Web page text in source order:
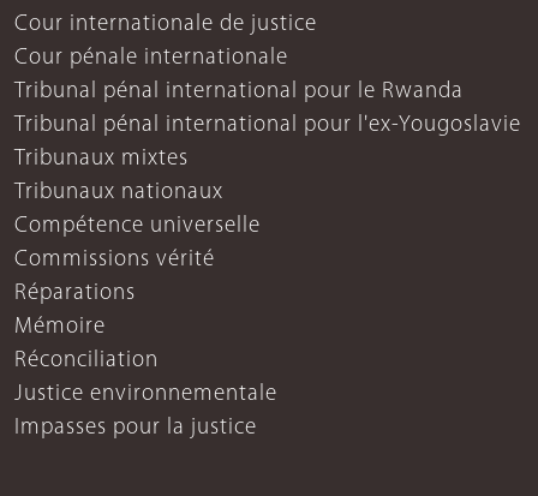
Cour internationale de justice
Cour pénale internationale
Tribunal pénal international pour le Rwanda
Tribunal pénal international pour l'ex-Yougoslavie
Tribunaux mixtes
Tribunaux nationaux
Compétence universelle
Commissions vérité
Réparations
Mémoire
Réconciliation
Justice environnementale
Impasses pour la justice